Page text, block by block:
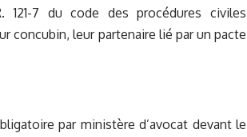
121-7 du code des procédures civiles
concubin, leur partenaire lié par un pacte
par ministère d’avocat devant le